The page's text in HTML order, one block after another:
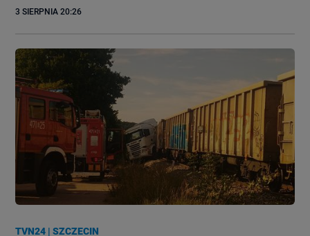
3 SIERPNIA 20:26
TVN24 |SZCZECIN